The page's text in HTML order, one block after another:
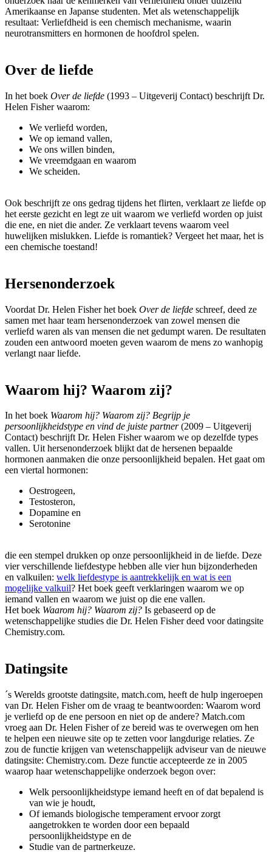
Amerikaanse en Japanse studenten. Met als wetenschappelijk
resultaat: Verliefdheid is een chemisch mechanisme, waarin
neurotransmitters en hormonen de hoofdrol spelen.
Over de liefde
In het boek Over de liefde (1993 – Uitgeverij Contact) beschrijft Dr.
Helen Fisher waarom:
We verliefd worden,
We op iemand vallen,
We ons willen binden,
We vreemdgaan en waarom
We scheiden.
Ook beschrijft ze ons gedrag tijdens het flirten, verklaart ze liefde op
het eerste gezicht en legt ze uit waarom we verliefd worden op juist
die ene, en niet die ander. Ze verklaart tevens waarom veel
huwelijken mislukken. Liefde is romantiek? Vergeet het maar, het is
een chemische toestand!
Hersenonderzoek
Voordat Dr. Helen Fisher het boek Over de liefde schreef, deed ze
samen met haar team hersenonderzoek van zowel mensen die
verliefd waren als van mensen die net gedumpt waren. De resultaten
zouden een antwoord moeten geven waarom de mens zo wanhopig
verlangt naar liefde.
Waarom hij? Waarom zij?
In het boek Waarom hij? Waarom zij? Begrijp je
persoonlijkheidstype en vind de juiste partner(2009 – Uitgeverij
Contact) beschrijft Dr. Helen Fisher waarom we op dezelfde types
vallen. Uit hersenonderzoek blijkt dat de hersenen bepaalde
hormonen aanmaken die onze persoonlijkheid bepalen. Het gaat om
een viertal hormonen:
Oestrogeen,
Testosteron,
Dopamine en
Serotonine
die een stempel drukken op onze persoonlijkheid in de liefde. Deze
vier verschillende liefdestype hebben alle vier hun bijzonderheden
en valkuilen: welk liefdestype is aantrekkelijk en wat is een
mogelijke valkuil? Het boek geeft verklaringen waarom we op
iemand vallen en waarom we juist op die ene vallen.
Het boek Waarom hij? Waarom zij? Is gebaseerd op de
wetenschappelijke studies die Dr. Helen Fisher deed voor datingsite
Chemistry.com.
Datingsite
´s Werelds grootste datingsite, match.com, heeft de hulp ingeroepen
van Dr. Helen Fisher om de vraag te beantwoorden: Waarom word
je verliefd op de ene persoon en niet op de andere? Match.com
vroeg aan Dr. Helen Fisher of ze bereid was te overwegen om hen
te helpen een nieuwe site op te zetten voor langdurige relaties. Ze
zou de functie krijgen van wetenschappelijk adviseur van de nieuwe
datingsite: Chemistry.com. Deze functie accepteerde ze in 2005
waarop haar wetenschappelijke onderzoek begon over:
Welk persoonlijkheidstype iemand heeft en of dat bepalend is
van wie je houdt,
Of iemands biologische temperament ervoor zorgt
aangetrokken te worden door een bepaald
persoonlijkheidstype en de
Studie van de partnerkeuze.